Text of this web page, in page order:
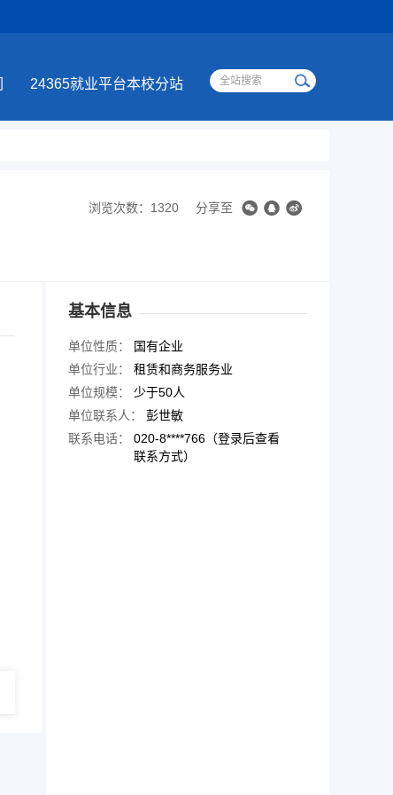
24365就业平台本校分站
浏览次数：1320 分享至
基本信息
单位性质：
国有企业
单位行业：
租赁和商务服务业
单位规模：
少于50人
单位联系人：
彭世敏
联系电话：
020-8****766（登录后查看
联系方式）